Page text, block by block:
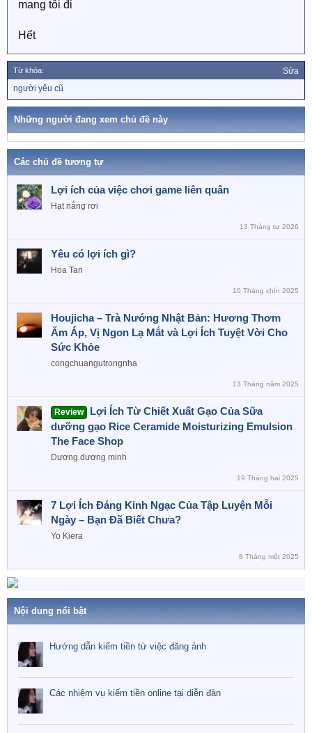
mang tôi đi
Hết
Từ khóa: Sửa
ừ
k
người yêu cũ
Những người đang xem chủ đề này
Các chủ đề tương tự
Lợi ích của việc chơi game liên quân
Hạt nắng rơi
13 Tháng tư 2026
Yêu có lợi ích gì?
Hoa Tan
10 Tháng chín 2025
Houjicha – Trà Nướng Nhật Bản: Hương Thơm
Ấm Áp, Vị Ngon Lạ Mắt và Lợi Ích Tuyệt Vời Cho
Sức Khỏe
congchuangutrongnha
13 Tháng năm 2025
Review
Lợi Ích Từ Chiết Xuất Gạo Của Sữa
dưỡng gạo Rice Ceramide Moisturizing Emulsion
The Face Shop
Dương dương minh
19 Tháng hai 2025
7 Lợi Ích Đáng Kinh Ngạc Của Tập Luyện Mỗi
Ngày – Bạn Đã Biết Chưa?
Yo Kiera
8 Tháng một 2025
Nội dung nổi bật
Hướng dẫn kiếm tiền từ việc đăng ảnh
Các nhiệm vụ kiếm tiền online tại diễn đàn